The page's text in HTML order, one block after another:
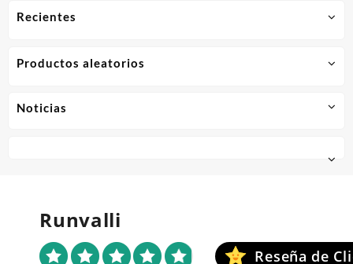
Recientes
Productos aleatorios
Noticias
Runvalli